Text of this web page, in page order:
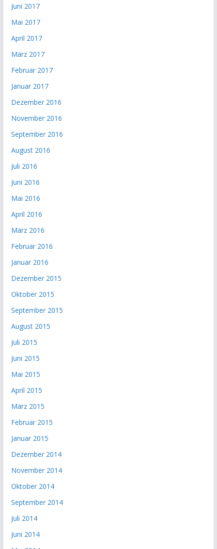
Juni 2017
Mai 2017
April 2017
März 2017
Februar 2017
Januar 2017
Dezember 2016
November 2016
September 2016
August 2016
Juli 2016
Juni 2016
Mai 2016
April 2016
März 2016
Februar 2016
Januar 2016
Dezember 2015
Oktober 2015
September 2015
August 2015
Juli 2015
Juni 2015
Mai 2015
April 2015
März 2015
Februar 2015
Januar 2015
Dezember 2014
November 2014
Oktober 2014
September 2014
Juli 2014
Juni 2014